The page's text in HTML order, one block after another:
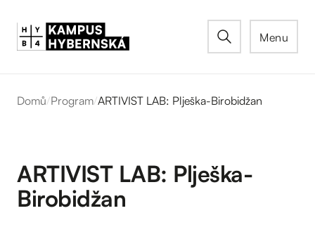
Menu
Domů/Program/ARTIVIST LAB: Plješka-Birobidžan
ARTIVIST LAB: Plješka-
Birobidžan